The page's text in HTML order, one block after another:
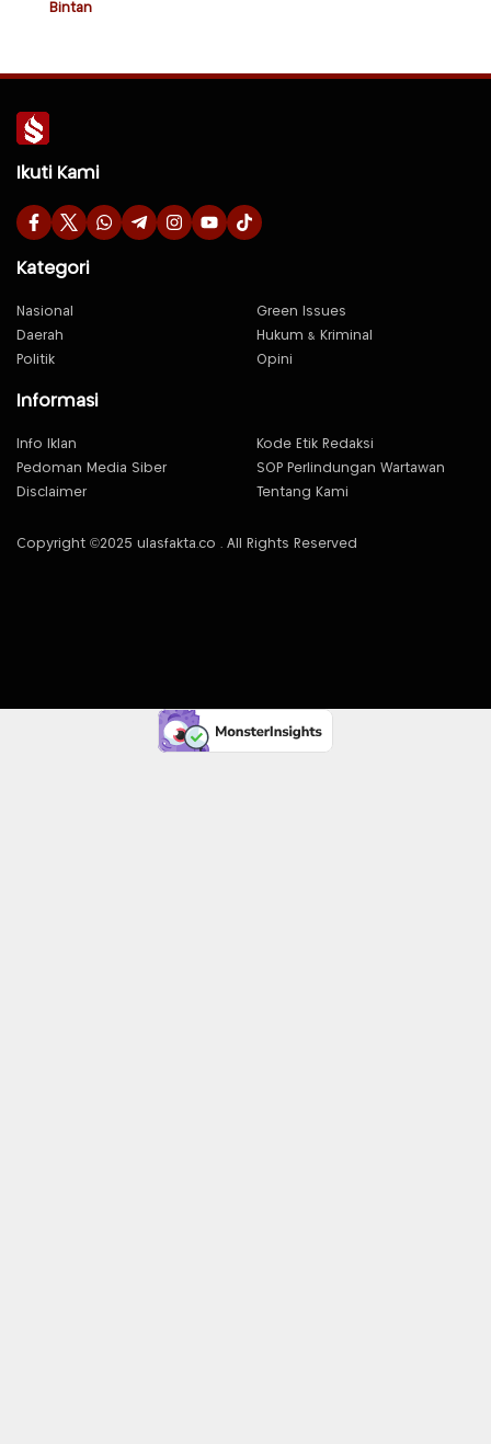
Bintan
Ikuti Kami
Kategori
Nasional
Green Issues
Daerah
Hukum & Kriminal
Politik
Opini
Informasi
Info Iklan
Kode Etik Redaksi
Pedoman Media Siber
SOP Perlindungan Wartawan
Disclaimer
Tentang Kami
Copyright ©2025 ulasfakta.co . All Rights Reserved